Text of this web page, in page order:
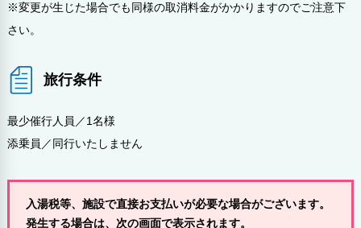
※変更が生じた場合でも同様の取消料金がかかりますのでご注意下
さい。
旅行条件
最少催行人員／1名様
添乗員／同行いたしません
入湯税等、施設で直接お支払いが必要な場合がございます。
発生する場合は、次の画面で表示されます。